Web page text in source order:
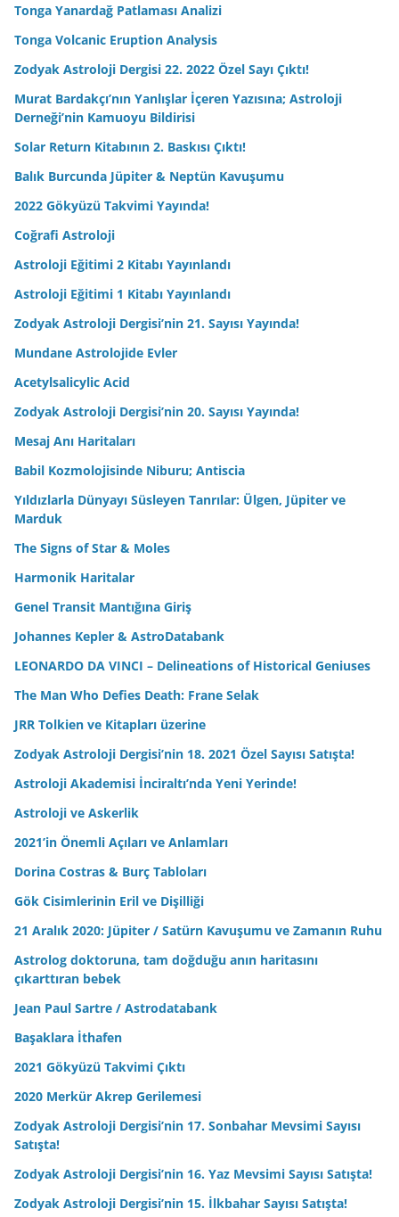
Tonga Yanardağ Patlaması Analizi
Tonga Volcanic Eruption Analysis
Zodyak Astroloji Dergisi 22. 2022 Özel Sayı Çıktı!
Murat Bardakçı’nın Yanlışlar İçeren Yazısına; Astroloji
Derneği’nin Kamuoyu Bildirisi
Solar Return Kitabının 2. Baskısı Çıktı!
Balık Burcunda Jüpiter & Neptün Kavuşumu
2022 Gökyüzü Takvimi Yayında!
Coğrafi Astroloji
Astroloji Eğitimi 2 Kitabı Yayınlandı
Astroloji Eğitimi 1 Kitabı Yayınlandı
Zodyak Astroloji Dergisi’nin 21. Sayısı Yayında!
Mundane Astrolojide Evler
Acetylsalicylic Acid
Zodyak Astroloji Dergisi’nin 20. Sayısı Yayında!
Mesaj Anı Haritaları
Babil Kozmolojisinde Niburu; Antiscia
Yıldızlarla Dünyayı Süsleyen Tanrılar: Ülgen, Jüpiter ve
Marduk
The Signs of Star & Moles
Harmonik Haritalar
Genel Transit Mantığına Giriş
Johannes Kepler & AstroDatabank
LEONARDO DA VINCI – Delineations of Historical Geniuses
The Man Who Defies Death: Frane Selak
JRR Tolkien ve Kitapları üzerine
Zodyak Astroloji Dergisi’nin 18. 2021 Özel Sayısı Satışta!
Astroloji Akademisi İnciraltı’nda Yeni Yerinde!
Astroloji ve Askerlik
2021’in Önemli Açıları ve Anlamları
Dorina Costras & Burç Tabloları
Gök Cisimlerinin Eril ve Dişilliği
21 Aralık 2020: Jüpiter / Satürn Kavuşumu ve Zamanın Ruhu
Astrolog doktoruna, tam doğduğu anın haritasını
çıkarttıran bebek
Jean Paul Sartre / Astrodatabank
Başaklara İthafen
2021 Gökyüzü Takvimi Çıktı
2020 Merkür Akrep Gerilemesi
Zodyak Astroloji Dergisi’nin 17. Sonbahar Mevsimi Sayısı
Satışta!
Zodyak Astroloji Dergisi’nin 16. Yaz Mevsimi Sayısı Satışta!
Zodyak Astroloji Dergisi’nin 15. İlkbahar Sayısı Satışta!